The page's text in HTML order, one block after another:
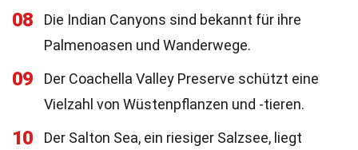
08
Die Indian Canyons sind bekannt für ihre
Palmenoasen und Wanderwege.
09
Der Coachella Valley Preserve schützt eine
Vielzahl von Wüstenpflanzen und -tieren.
10
Der Salton Sea, ein riesiger Salzsee, liegt